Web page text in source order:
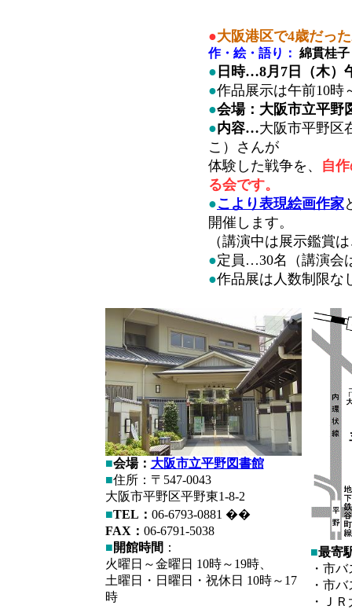
●大阪港区で4歳だっ
作・絵・語り： 綿貫桂子
● 日時…8月7日（木）
●作品展示は午前10時
●会場：大阪市立平野
●内容…大阪市平野区
こ）さんが
体験した戦争を、 自
る会です。
●こより表現絵画作家
開催します。
（講演中は展示鑑賞
●定員…30名（講演会
●作品展は人数制限な
■会場： 大阪市立平野図書館
■住所：〒547-0043
大阪市平野区平野東1-8-2
■TEL： 06-6793-0881 ��
FAX： 06-6791-5038
■開館時間 ：
火曜日～金曜日 10時～19時、
土曜日・日曜日・祝休日 10時～17
時
■最寄
・市
・市
・Ｊ